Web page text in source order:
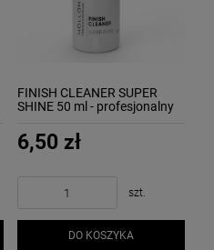
FINISH CLEANER SUPER
SHINE 50 ml - profesjonalny
warstwy dyspersyjnej
MOLLON - UWAGA,
6,50 zł
szt.
DO KOSZYKA